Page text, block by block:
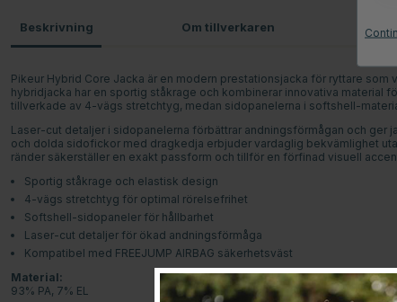
Beskrivning
Pikeur Hybrid Core Jacka är en modern prestationsjacka för ryttare
hybridjacka har en sportig ståkrage och kombinerar innovativa material
tillverkade av 4-vägs stretchtyg, medan sidopanelerna i softshell-
Laser-cut detaljer i sidopanelerna förbättrar andningsförmågan och
och dolda sidofickor med dragkedja erbjuder vardaglig bekvämlighet
ränder säkerställer en exakt passform och tillför en förfinad visuell
Sportig ståkrage och elastisk design
4-vägs stretchtyg för optimal rörelsefrihet
Softshell-sidopaneler för hållbarhet
Laser-cut detaljer för ökad andningsförmåga
Kompatibel med FREEJUMP AIRBAG säkerhetsväst
Material:
93% PA, 7% EL
Om tillverkaren